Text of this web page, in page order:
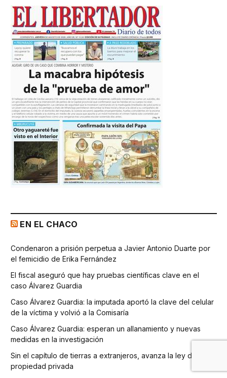
EN EL CHACO
Condenaron a prisión perpetua a Javier Antonio Duarte por
el femicidio de Erika Fernández
El fiscal aseguró que hay pruebas científicas clave en el
caso Álvarez Guardia
Caso Álvarez Guardia: la imputada aportó la clave del celular
de la víctima y volvió a la Comisaría
Caso Álvarez Guardia: esperan un allanamiento y nuevas
medidas en la investigación
Sin el capítulo de tierras a extranjeros, avanza la ley de
propiedad privada